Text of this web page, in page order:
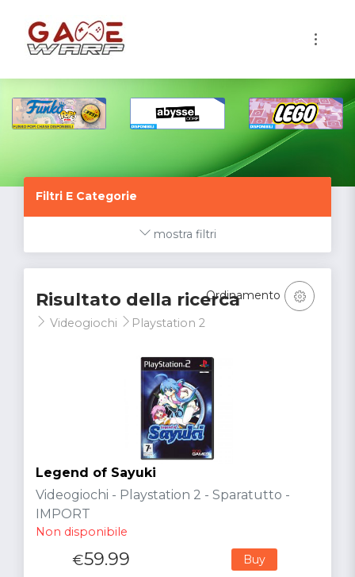
Filtri E Categorie
mostra filtri
Risultato della ricerca
Videogiochi Playstation 2
Ordinamento
Legend of Sayuki
Videogiochi - Playstation 2 - Sparatutto -
IMPORT
Non disponibile
€59.99 Buy